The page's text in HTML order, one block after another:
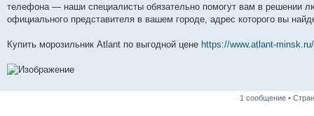
телефона — наши специалисты обязательно помогут вам в решении
официального представителя в вашем городе, адрес которого вы
Купить морозильник Atlant по выгодной цене https://www.atlant-
1 сообщение •